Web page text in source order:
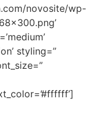
novosite/wp-
styling=”